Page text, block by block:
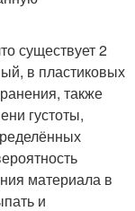
существует 2
в пластиковых
также
густоты,
материала в
и